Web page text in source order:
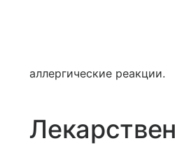
аллергические реакции.